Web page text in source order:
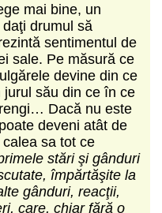
mai bine, un
drumul să
sentimentul de
sale. Pe măsură ce
devine din ce
său din ce în ce
Dacă nu este
deveni atât de
sa tot ce
stări şi gânduri
împărtăşite la
gânduri, reacţii,
care, chiar fără o